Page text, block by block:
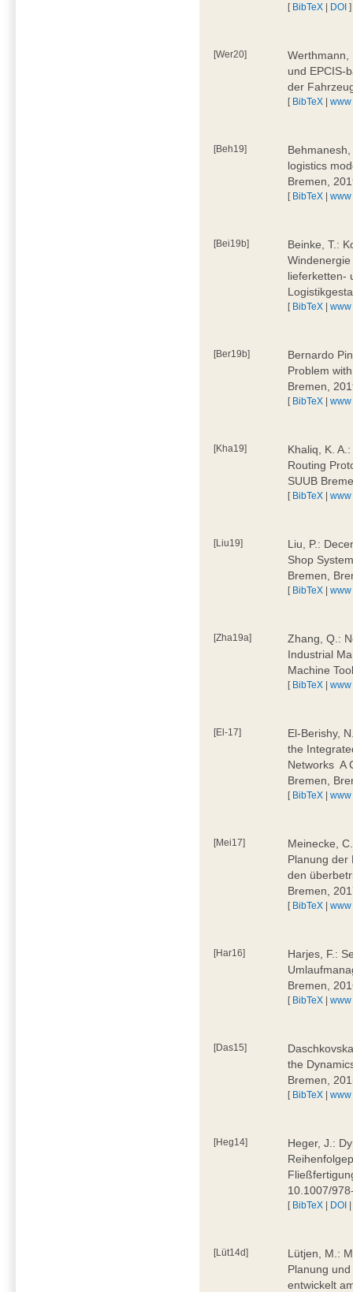
[ BibTeX | DOI ]
[Wer20]
Werthmann,
und EPCIS-
der
[ BibTeX |www
[Beh19]
logistics
Bremen,
[ BibTeX |www
[Bei19b]
Beinke, T.:
lieferketten-
[ BibTeX |www
[Ber19b]
Bernardo
Problem
Bremen,
[ BibTeX |www
[Kha19]
Khaliq, K.
Routing
SUUB
[ BibTeX |www
[Liu19]
Liu, P.:
Shop
Bremen,
[ BibTeX |www
[Zha19a]
Zhang, Q.:
Industrial
Machine
[ BibTeX |www
[El-17]
El-Berishy,
the
Networks 
Bremen,
[ BibTeX |www
[Mei17]
Meinecke,
Planung der
den
Bremen,
[ BibTeX |www
[Har16]
Harjes, F.:
Bremen,
[ BibTeX |www
[Das15]
the
Bremen,
[ BibTeX |www
[Heg14]
Heger, J.:
10.1007/
[ BibTeX | DOI
[Lüt14d]
Lütjen, M.:
Planung
entwickelt